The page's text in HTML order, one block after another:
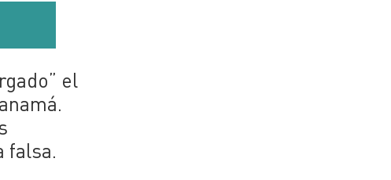
el
falsa.